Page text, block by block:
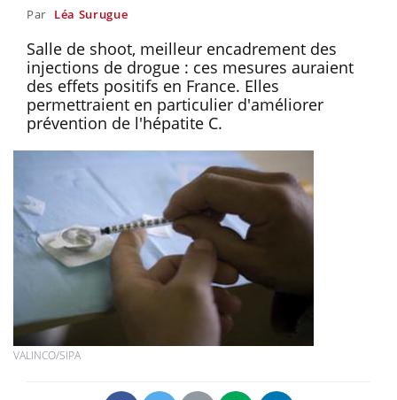
Par Léa Surugue
Salle de shoot, meilleur encadrement des
injections de drogue : ces mesures auraient
des effets positifs en France. Elles
permettraient en particulier d'améliorer
prévention de l'hépatite C.
VALINCO/SIPA